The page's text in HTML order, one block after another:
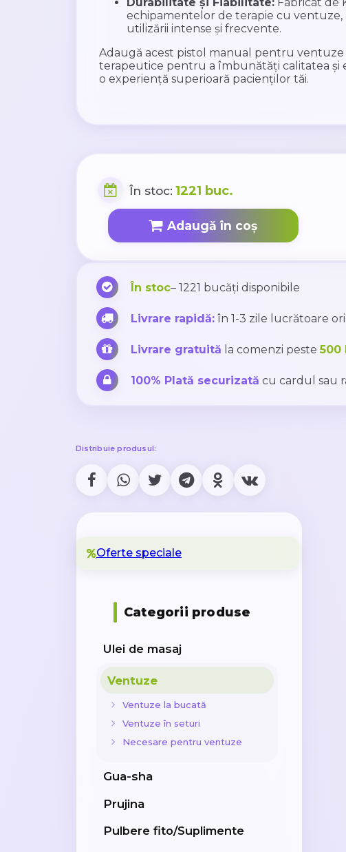
echipamentelor de terapie cu
utilizării intense și frecvente.
Adaugă acest pistol manual pentru
terapeutice pentru a îmbunătăți calitatea și
o experiență superioară pacienților tăi.
În stoc: 1221 buc.
Adaugă în coș
În stoc– 1221 bucăți disponibile
Livrare rapidă:în 1-3 zile lucrătoare
Livrare gratuită la comenzi peste500
100% Plată securizată cu cardul sau
Distribuie produsul:
Oferte speciale
Categorii produse
Ulei de masaj
Ventuze
Ventuze la bucată
Ventuze în seturi
Necesare pentru ventuze
Gua-sha
Prujina
Pulbere fito/Suplimente